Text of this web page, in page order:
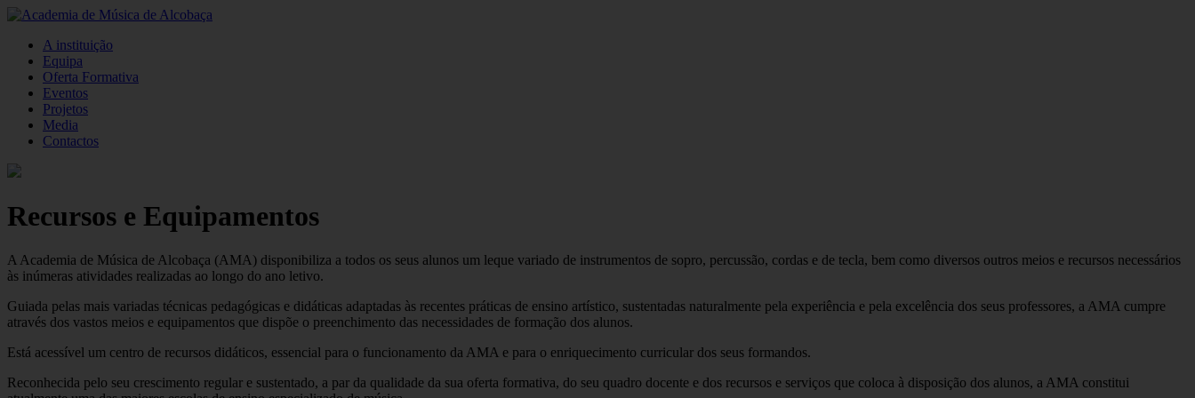
A instituição
Equipa
Oferta Formativa
Eventos
Projetos
Media
Contactos
Recursos e Equipamentos
A Academia de Música de Alcobaça (AMA) disponibiliza a todos os seus alunos um leque variado de instrumentos de sopro, percussão, cordas e de tecla, bem como diversos outros meios e recursos necessários
às inúmeras atividades realizadas ao longo do ano letivo.
Guiada pelas mais variadas técnicas pedagógicas e didáticas adaptadas às recentes práticas de ensino artístico, sustentadas naturalmente pela experiência e pela excelência dos seus professores, a AMA cumpre
através dos vastos meios e equipamentos que dispõe o preenchimento das necessidades de formação dos alunos.
Está acessível um centro de recursos didáticos, essencial para o funcionamento da AMA e para o enriquecimento curricular dos seus formandos.
Reconhecida pelo seu crescimento regular e sustentado, a par da qualidade da sua oferta formativa, do seu quadro docente e dos recursos e serviços que coloca à disposição dos alunos, a AMA constitui